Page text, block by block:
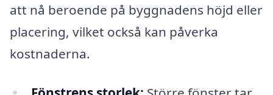
att nå beroende på byggnadens höjd eller
placering, vilket också kan påverka
kostnaderna.